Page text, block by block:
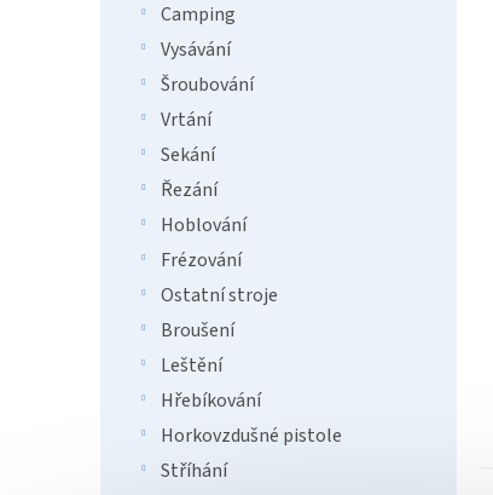
Camping
Vysávání
Šroubování
Vrtání
Sekání
Řezání
Hoblování
Frézování
Ostatní stroje
Broušení
Leštění
Hřebíkování
Horkovzdušné pistole
Stříhání